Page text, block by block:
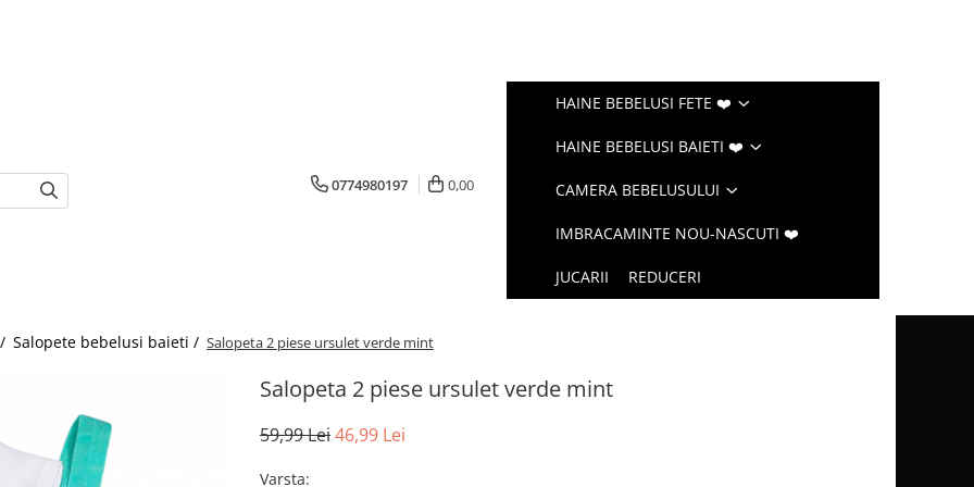
0774980197 0,00
HAINE BEBELUSI FETE ❤️
HAINE BEBELUSI BAIETI ❤️
CAMERA BEBELUSULUI
IMBRACAMINTE NOU-NASCUTI ❤️
JUCARII REDUCERI
Salopete bebelusi baieti / Salopeta 2 piese ursulet verde mint
Salopeta 2 piese ursulet verde mint
59,99 Lei46,99 Lei
Varsta: